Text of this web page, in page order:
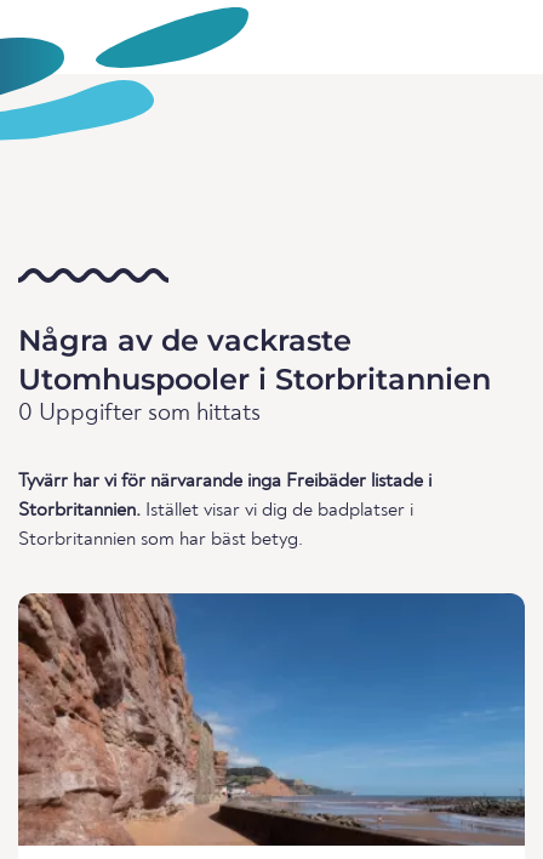
Några av de vackraste
Utomhuspooler i Storbritannien
0 Uppgifter som hittats
Tyvärr har vi för närvarande inga Freibäder listade i
Storbritannien. Istället visar vi dig de badplatser i
Storbritannien som har bäst betyg.